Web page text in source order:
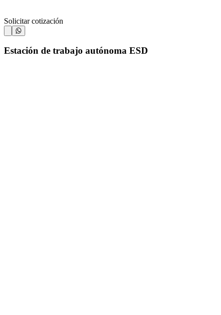
Solicitar cotización
Estación de trabajo autónoma ESD